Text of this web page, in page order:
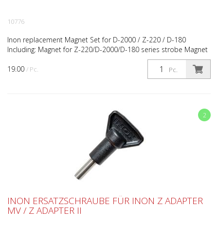
19.00 / Pc. Pc.
10776
Inon replacement Magnet Set for D-2000 / Z-220 / D-180
Including: Magnet for Z-220/D-2000/D-180 series strobe Magnet
2
INON ERSATZSCHRAUBE FÜR INON Z ADAPTER
MV / Z ADAPTER II